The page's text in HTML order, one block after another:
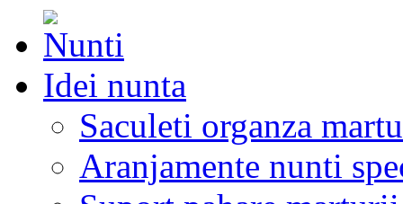
Idei nunta
Saculeti organza
Aranjamente nunti